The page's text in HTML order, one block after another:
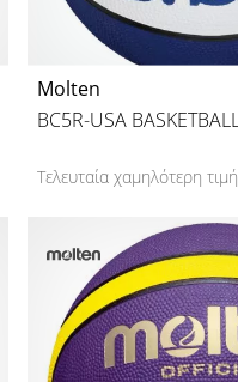
Molten
BC5R-USA BASKETBALL
Τελευταία χαμηλότερη τιμή
5